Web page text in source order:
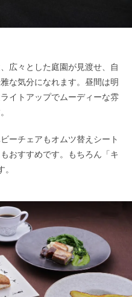
広々とした庭園が見渡せ、自
な気分になれます。昼間は明
イトアップでムーディーな雰
ーチェアもオムツ替えシート
おすすめです。もちろん「キ